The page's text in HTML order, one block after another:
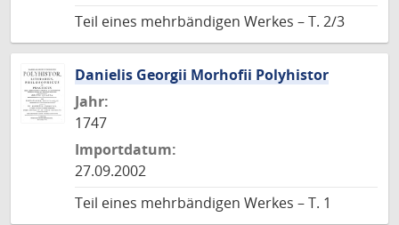
Teil eines mehrbändigen Werkes – T. 2/3
Danielis Georgii Morhofii Polyhistor
Jahr:
1747
Importdatum:
27.09.2002
Teil eines mehrbändigen Werkes – T. 1